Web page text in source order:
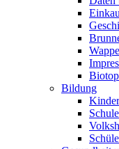
Bildung